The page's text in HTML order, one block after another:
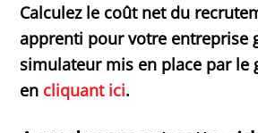
Calculez le coût net du
apprenti pour votre entreprise
simulateur mis en place par le
en cliquant ici.